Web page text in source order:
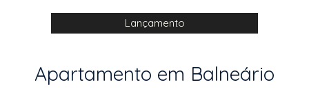
Lançamento
Apartamento em Balneário